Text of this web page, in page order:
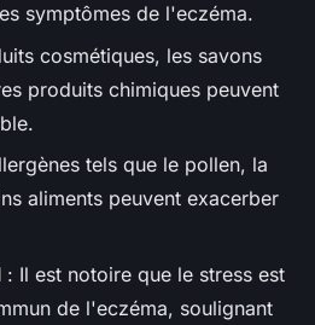
symptômes de l'eczéma.
cosmétiques, les savons
produits chimiques peuvent
tels que le pollen, la
aliments peuvent exacerber
: Il est notoire que le stress est
de l'eczéma, soulignant